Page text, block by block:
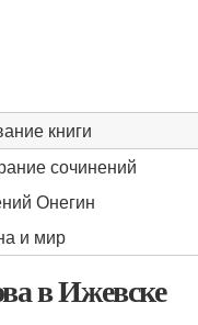
книги
сочинений
Онегин
и мир
в Ижевске